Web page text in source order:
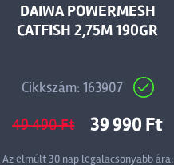
DAIWA POWERMESH
CATFISH 2,75M 190GR
Cikkszám: 163907
49 490 Ft 39 990 Ft
Az elmúlt 30 nap legalacsonyabb ára: